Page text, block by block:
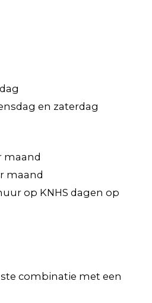
en zaterdag
maand
maand
op KNHS dagen op
combinatie met een